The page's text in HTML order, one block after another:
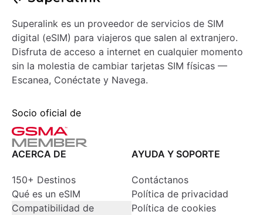
Superalink es un proveedor de servicios de SIM
digital (eSIM) para viajeros que salen al extranjero.
Disfruta de acceso a internet en cualquier momento
sin la molestia de cambiar tarjetas SIM físicas —
Escanea, Conéctate y Navega.
Socio oficial de
ACERCA DE
150+ Destinos
Qué es un eSIM
Compatibilidad de
AYUDA Y SOPORTE
Contáctanos
Política de privacidad
Política de cookies